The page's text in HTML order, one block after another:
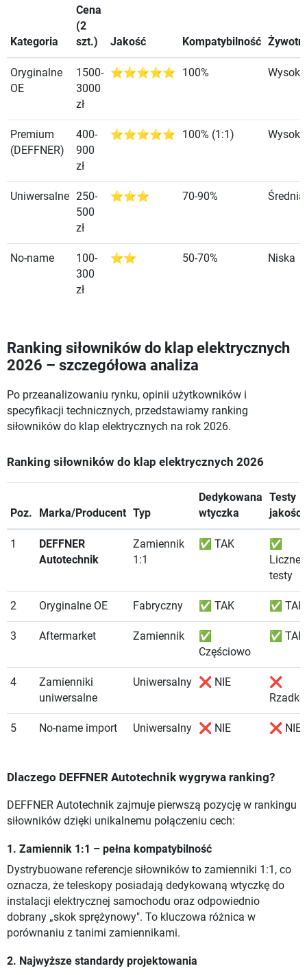
Kategoria
Cena
(2
szt.)
Jakość Kompatybilność
Oryginalne
OE
1500-
3000
zł
⭐⭐⭐⭐⭐ 100% Wysoka
Premium
(DEFFNER)
400-
900
zł
⭐⭐⭐⭐⭐ 100% (1:1) Wysoka
Uniwersalne 250-
500
zł
⭐⭐⭐ 70-90% Średnia
No-name
100-
300
zł
⭐⭐ 50-70% Niska
Ranking siłowników do klap elektrycznych
2026 – szczegółowa analiza
Po przeanalizowaniu rynku, opinii użytkowników i
specyfikacji technicznych, przedstawiamy ranking
siłowników do klap elektrycznych na rok 2026.
Ranking siłowników do klap elektrycznych 2026
Poz. Marka/Producent Typ
Dedykowana
wtyczka
Testy
jakości
1
DEFFNER
Autotechnik
Zamiennik
1:1
✅ TAK
✅
Liczne
testy
2 Oryginalne OE Fabryczny ✅ TAK ✅ TAK
3 Aftermarket Zamiennik
✅
Częściowo
✅ TAK
4
Zamienniki
uniwersalne
Uniwersalny ❌ NIE
❌
Rzadko
5 No-name import Uniwersalny ❌ NIE ❌ NIE
Dlaczego DEFFNER Autotechnik wygrywa ranking?
DEFFNER Autotechnik zajmuje pierwszą pozycję w rankingu
siłowników dzięki unikalnemu połączeniu cech:
1. Zamiennik 1:1 – pełna kompatybilność
Dystrybuowane referencje siłowników to zamienniki 1:1, co
oznacza, że teleskopy posiadają dedykowaną wtyczkę do
instalacji elektrycznej samochodu oraz odpowiednio
dobrany „skok sprężynowy". To kluczowa różnica w
porównaniu z tanimi zamiennikami.
2. Najwyższe standardy projektowania